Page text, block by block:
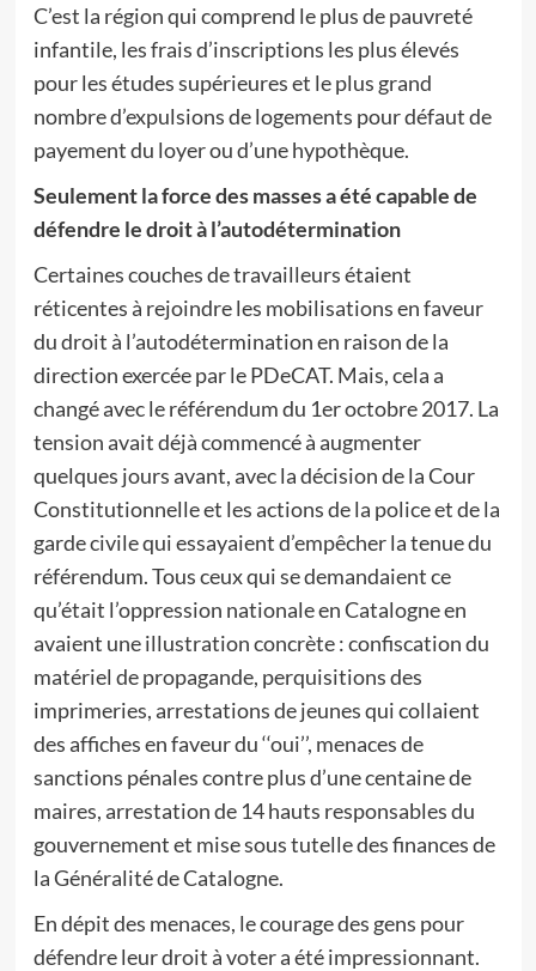
C’est la région qui comprend le plus de pauvreté
infantile, les frais d’inscriptions les plus élevés
pour les études supérieures et le plus grand
nombre d’expulsions de logements pour défaut de
payement du loyer ou d’une hypothèque.
Seulement la force des masses a été capable de
défendre le droit à l’autodétermination
Certaines couches de travailleurs étaient
réticentes à rejoindre les mobilisations en faveur
du droit à l’autodétermination en raison de la
direction exercée par le PDeCAT. Mais, cela a
changé avec le référendum du 1er octobre 2017. La
tension avait déjà commencé à augmenter
quelques jours avant, avec la décision de la Cour
Constitutionnelle et les actions de la police et de la
garde civile qui essayaient d’empêcher la tenue du
référendum. Tous ceux qui se demandaient ce
qu’était l’oppression nationale en Catalogne en
avaient une illustration concrète : confiscation du
matériel de propagande, perquisitions des
imprimeries, arrestations de jeunes qui collaient
des affiches en faveur du ‘‘oui’’, menaces de
sanctions pénales contre plus d’une centaine de
maires, arrestation de 14 hauts responsables du
gouvernement et mise sous tutelle des finances de
la Généralité de Catalogne.
En dépit des menaces, le courage des gens pour
défendre leur droit à voter a été impressionnant.